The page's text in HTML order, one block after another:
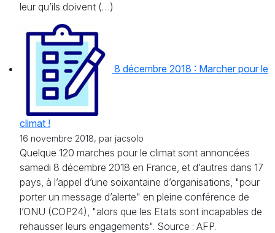
leur qu’ils doivent (…)
8 décembre 2018 : Marcher pour le
climat !
16 novembre 2018, par jacsolo
Quelque 120 marches pour le climat sont annoncées
samedi 8 décembre 2018 en France, et d’autres dans 17
pays, à l’appel d’une soixantaine d’organisations, "pour
porter un message d’alerte" en pleine conférence de
l’ONU (COP24), "alors que les Etats sont incapables de
rehausser leurs engagements". Source : AFP.